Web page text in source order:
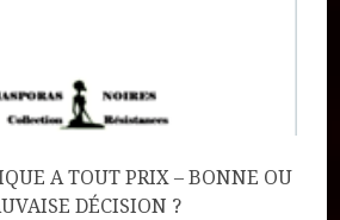
A TOUT PRIX – BONNE OU
DÉCISION ?